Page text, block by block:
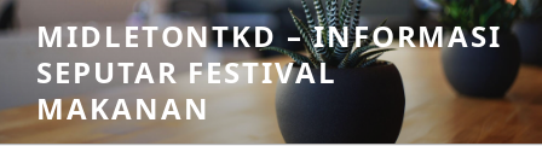
Skip
to
content
MIDLETONTKD – INFORMASI
SEPUTAR FESTIVAL
MAKANAN